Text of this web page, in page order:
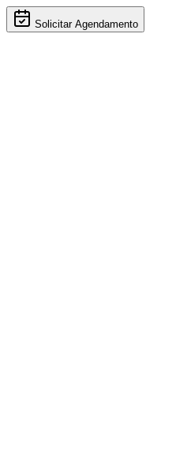
Solicitar Agendamento